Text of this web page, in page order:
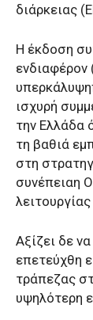
διάρκειας (
Η έκδοση
ενδιαφέρον
υπερκάλυψη
ισχυρή
την Ελλάδα
τη βαθιά
στη
συνέπειαη
λειτουργίας
Αξίζει δε
επετεύχθη
τράπεζας
υψηλότερη